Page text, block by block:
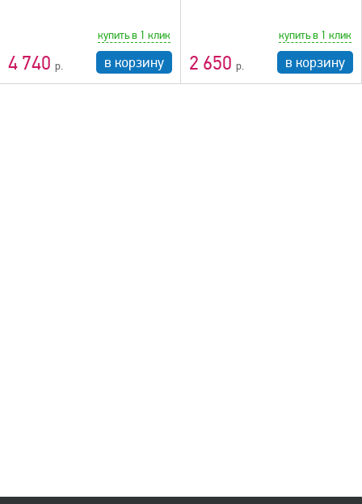
4 740
купить в 1 клик
в корзину 2 650
купить в 1 клик
в корзину